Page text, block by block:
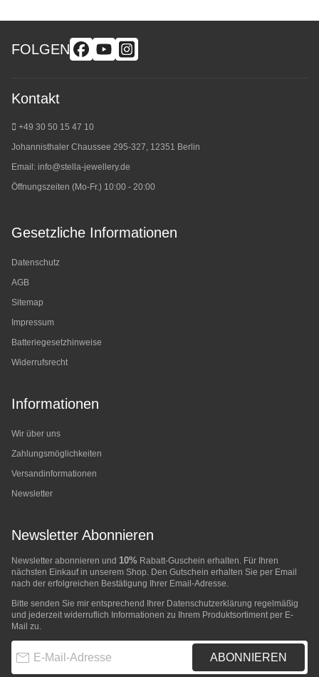
FOLGEN
Kontakt
+49 30 50 15 47 10
Johannisthaler Chaussee 295-327, 12351 Berlin
Email: info@stella-jewellery.de
Öffnungszeiten (Mo-Fr.) 10:00 - 20:00
Gesetzliche Informationen
Datenschutz
AGB
Sitemap
Impressum
Batteriegesetzhinweise
Widerrufsrecht
Informationen
Wir über uns
Zahlungsmöglichkeiten
Versandinformationen
Newsletter
Newsletter Abonnieren
Newsletter abonnieren und 10% Rabatt-Guschein erhalten. Für Ihren
nächsten Einkauf in unserem Shop. Den Gutschein erhalten Sie per Email
nach der erfolgreichen Bestätigung Ihrer Email-Adresse.
Bitte senden Sie mir entsprechend Ihrer Datenschutzerklärung regelmäßig
und jederzeit widerruflich Informationen zu Ihrem Produktsortiment per E-
Mail zu.
ABONNIEREN